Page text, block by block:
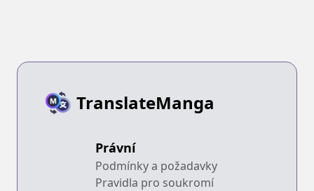
TranslateManga
Právní
Podmínky a požadavky
Pravidla pro soukromí